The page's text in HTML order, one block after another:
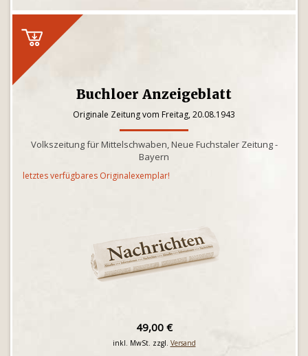
Buchloer Anzeigeblatt
Originale Zeitung vom Freitag, 20.08.1943
Volkszeitung für Mittelschwaben, Neue Fuchstaler Zeitung -
Bayern
letztes verfügbares Originalexemplar!
49,00 €
inkl. MwSt. zzgl. Versand